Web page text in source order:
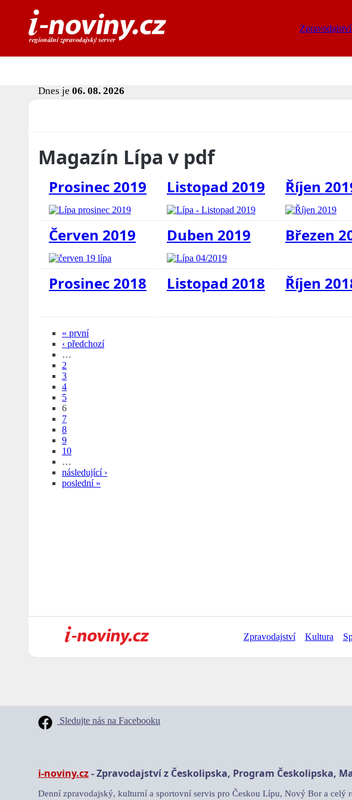
Zpravodajství
Dnes je 06. 08. 2026
Magazín Lípa v pdf
Prosinec 2019 Listopad 2019 Říjen
Červen 2019 Duben 2019 Březen
Prosinec 2018 Listopad 2018 Říjen
« první
‹ předchozí
…
2
3
4
5
6
7
8
9
10
…
následující ›
poslední »
Zpravodajství Kultura
Sledujte nás na Facebooku
i-noviny.cz- Zpravodajství z Českolipska, Program Českolipska,
Denní zpravodajský, kulturní a sportovní servis pro Českou Lípu, Nový Bor a celý